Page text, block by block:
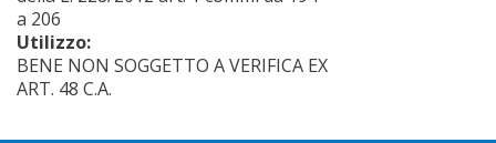
a 206
Utilizzo:
BENE NON SOGGETTO A VERIFICA EX
ART. 48 C.A.